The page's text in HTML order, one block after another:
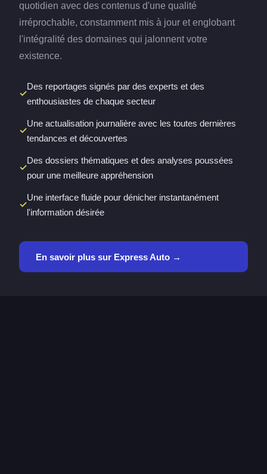
quotidien avec des contenus d'une qualité
irréprochable, constamment mis à jour et englobant
l'intégralité des domaines qui jalonnent votre
existence.
Des reportages signés par des experts et des
enthousiastes de chaque secteur
Une actualisation journalière avec les toutes dernières
tendances et découvertes
Des dossiers thématiques et des analyses poussées
pour une meilleure appréhension
Une interface fluide pour dénicher instantanément
l'information désirée
En savoir plus sur Express Auto →